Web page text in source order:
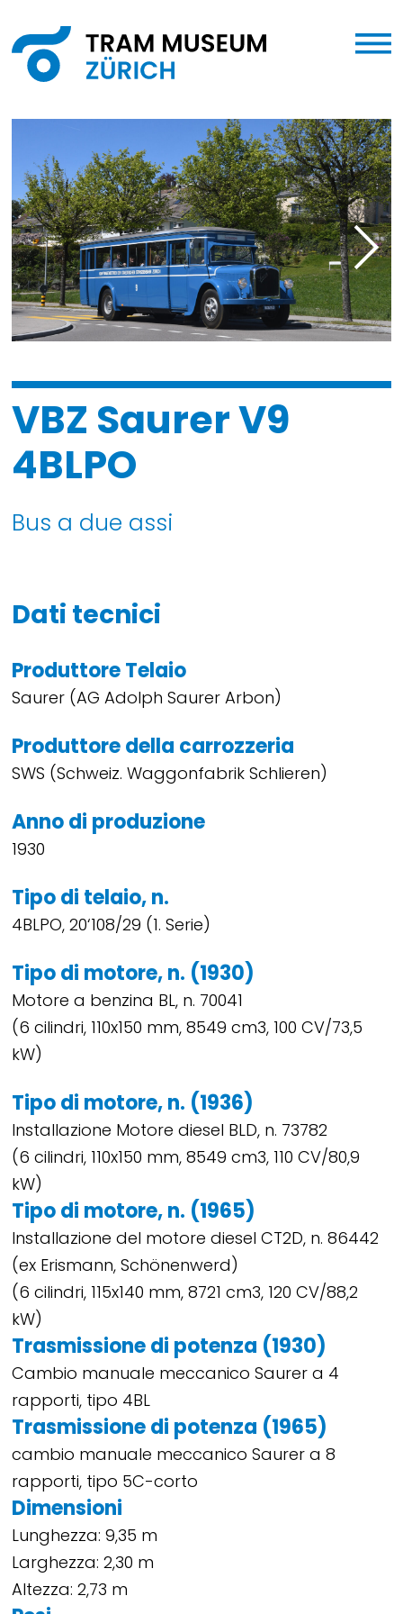
VBZ Saurer V9
4BLPO
Bus a due assi
Dati tecnici
Produttore Telaio
Saurer (AG Adolph Saurer Arbon)
Produttore della carrozzeria
SWS (Schweiz. Waggonfabrik Schlieren)
Anno di produzione
1930
Tipo di telaio, n.
4BLPO, 20‘108/29 (1. Serie)
Tipo di motore, n. (1930)
Motore a benzina BL, n. 70041
(6 cilindri, 110x150 mm, 8549 cm3, 100 CV/73,5
kW)
Tipo di motore, n. (1936)
Installazione Motore diesel BLD, n. 73782
(6 cilindri, 110x150 mm, 8549 cm3, 110 CV/80,9
kW)
Tipo di motore, n. (1965)
Installazione del motore diesel CT2D, n. 86442
(ex Erismann, Schönenwerd)
(6 cilindri, 115x140 mm, 8721 cm3, 120 CV/88,2
kW)
Trasmissione di potenza (1930)
Cambio manuale meccanico Saurer a 4
rapporti, tipo 4BL
Trasmissione di potenza (1965)
cambio manuale meccanico Saurer a 8
rapporti, tipo 5C-corto
Dimensioni
Lunghezza: 9,35 m
Larghezza: 2,30 m
Altezza: 2,73 m